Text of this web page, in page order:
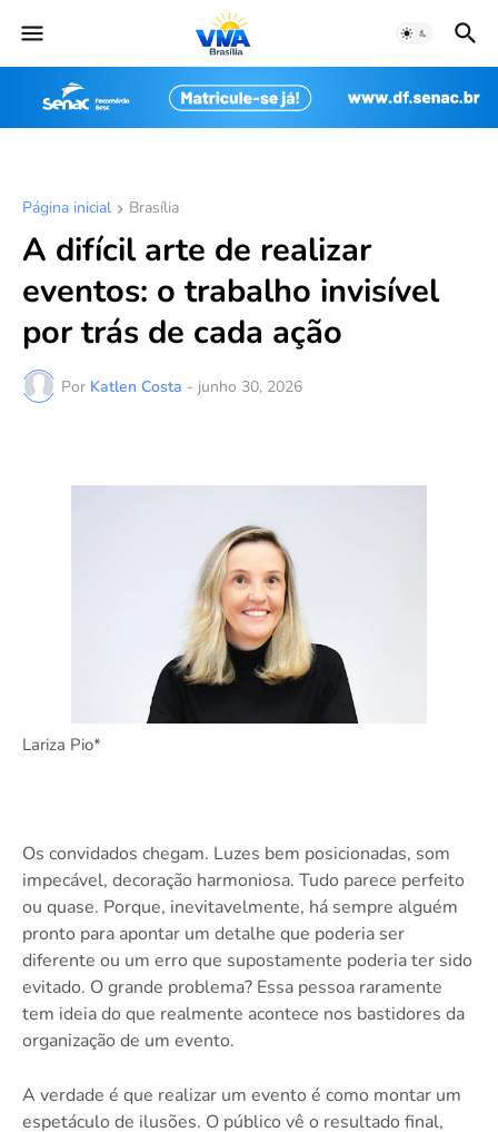
Página inicial Brasília
A difícil arte de realizar
eventos: o trabalho invisível
por trás de cada ação
Por Katlen Costa - junho 30, 2026
Lariza Pio*
Os convidados chegam. Luzes bem posicionadas, som
impecável, decoração harmoniosa. Tudo parece perfeito
ou quase. Porque, inevitavelmente, há sempre alguém
pronto para apontar um detalhe que poderia ser
diferente ou um erro que supostamente poderia ter sido
evitado. O grande problema? Essa pessoa raramente
tem ideia do que realmente acontece nos bastidores da
organização de um evento.
A verdade é que realizar um evento é como montar um
espetáculo de ilusões. O público vê o resultado final,